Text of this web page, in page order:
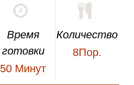
Время
готовки
50 Минут
Количество
8Пор.